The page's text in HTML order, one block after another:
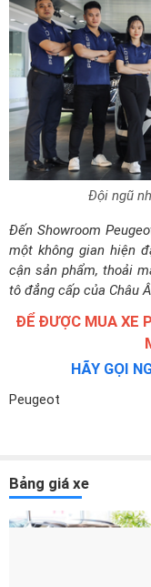
Đội ngũ
Đến Showroom
một không gian hiện
cận sản phẩm, thoải
tô đẳng cấp của Châu
ĐỂ ĐƯỢC MUA XE
HÃY GỌI
Peugeot
Bảng giá xe